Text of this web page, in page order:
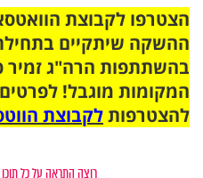
ההשקה שיתקיים
בהשתתפות הרה"ג זמיר
המקומות מוגבל!
להצטרפותלקבוצת
רוצה התראה על כל